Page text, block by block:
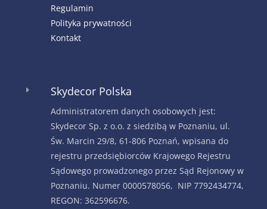
Regulamin
Polityka prywatności
Kontakt
E Skydecor Polska
Administratorem danych osobowych jest:
Skydecor Sp. z o.o. z siedzibą w Poznaniu, ul.
Św. Marcin 29/8, 61-806 Poznań, wpisana do
rejestru przedsiębiorców Krajowego Rejestru
Sądowego prowadzonego przez Sąd Rejonowy w
Poznaniu. Numer 0000578056, NIP 7792434774,
REGON: 362596676.